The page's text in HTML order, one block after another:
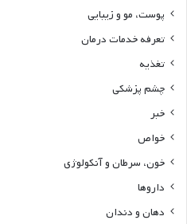
پوست، مو و زیبایی
تعرفه خدمات درمان
تغذیه
چشم پزشکی
خبر
خواص
خون، سرطان و آنکولوژی
داروها
دهان و دندان